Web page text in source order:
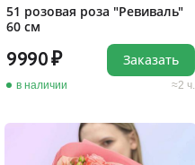
51 розовая роза "Ревиваль"
60 см
9990
в наличии 2 ч.
Заказать